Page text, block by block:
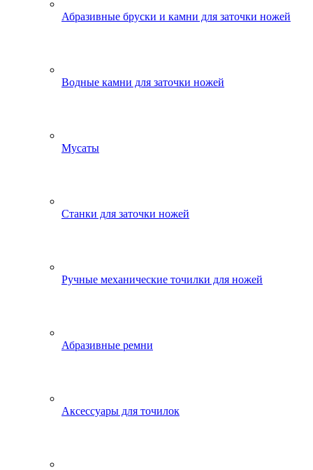
Абразивные бруски и камни для заточки ножей
Водные камни для заточки ножей
Мусаты
Станки для заточки ножей
Ручные механические точилки для ножей
Абразивные ремни
Аксессуары для точилок